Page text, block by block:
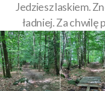
Jedziesz laskiem.
ładniej. Za chwilę